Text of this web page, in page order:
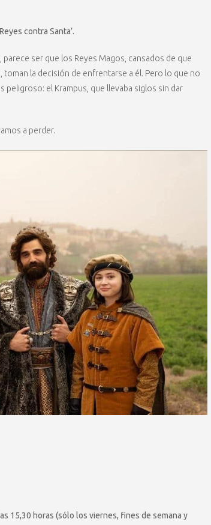
contra Santa’.
ser que los Reyes Magos, cansados de que
toman la decisión de enfrentarse a él. Pero lo que no
peligroso: el Krampus, que llevaba siglos sin dar
a perder.
15,30 horas (sólo los viernes, fines de semana y